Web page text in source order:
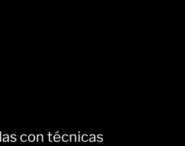
con técnicas